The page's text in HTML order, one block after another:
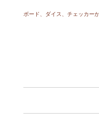
ボード、ダイス、チェッカー